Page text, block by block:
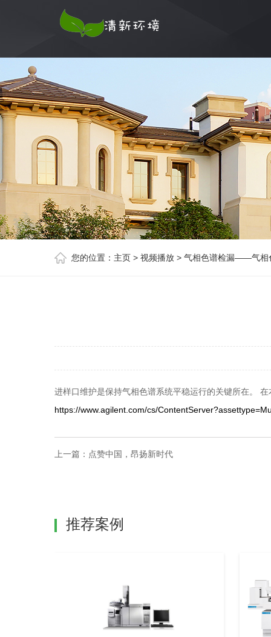
您的位置： 主页 > 视频播放 > 气相色谱检漏——气相
进样口维护是保持气相色谱系统平稳运行的关键所在。
https://www.agilent.com/cs/
上一篇： 点赞中国，昂扬新时代
推荐案例